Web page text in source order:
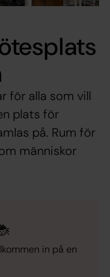
för alla som vill
plats för
på. Rum för
människor
in på en